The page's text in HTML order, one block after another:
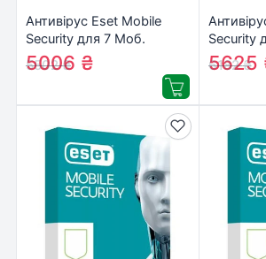
Антивірус Eset Mobile
Security для 7 Моб.
Пристр., ліцензія 2year
(27_7_2)
5502₴
5006 ₴
Security
Пристр.,
(27_8_2)
6182₴
5625